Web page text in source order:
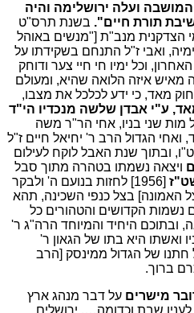
ועלה ירושלימה והיה
תורת חיים". בשנת תרס"ט
הצדקנית מנב"ת ["מנשים באוהל
ואבי ז"ל התנחם בשקידתו על
וכל ימיו חי חיי צער ודוחק
מאיש איזה הלואה שהיא, ומעולם
מאד, כי ידע לכלכל את מצבו,
ע"י אבדן שלשה מנכדיו הי"ד
מות שני בניו, אחי הר"ר משה
ואחי הגדול הרב ר' יחיאל חיים ז"ל
ובתוך שנת האבל לוקח לעילום
ויצאה נשמתו בטהרה מתוך סבל
[1956] לחזות בנועם ה' ולבקר
האמונה] בצל כנפי השכינה, תהא
נשמות הקדושים והטהורים כל
ובתוכם היחיד והמיוחד הרה"ג ר'
ואשתו היא בתו של הגאון ר'
חתנו של הגדול ממינסק [הרב
ברוך.
מישרים על דבר מנהג ארץ
שבת וכדומה…, ירושלים